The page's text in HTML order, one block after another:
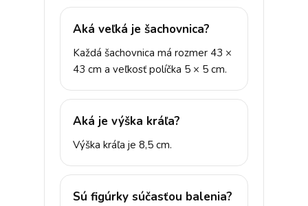
Aká veľká je šachovnica?
Každá šachovnica má rozmer 43 ×
43 cm a veľkosť políčka 5 × 5 cm.
Aká je výška kráľa?
Výška kráľa je 8,5 cm.
Sú figúrky súčasťou balenia?